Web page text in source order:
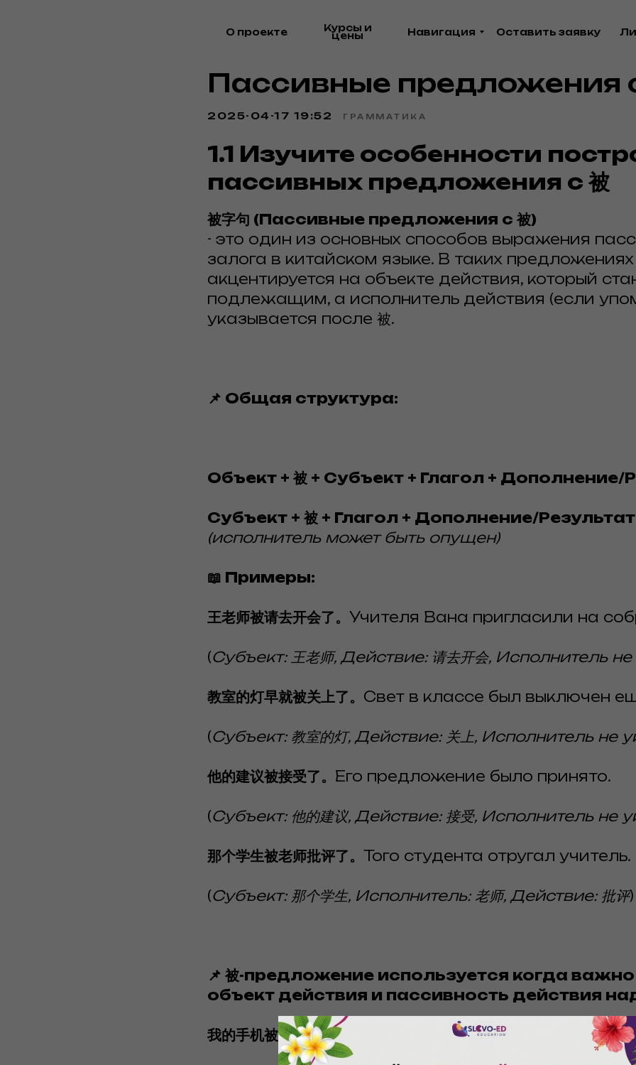
Акция в апреле!
Оставить заявку
Навигация
О проекте Курсы и
цены
Пассивные предложения
2025-04-17 19:52 ГРАММАТИКА
1.1 Изучите особенности
пассивных предложения с 被
被字句 (Пассивные предложения с 被)
- это один из основных способов выражения
залога в китайском языке. В таких
акцентируется на объекте действия, который
подлежащим, а исполнитель действия (если
указывается после 被.
📌 Общая структура:
Объект + 被 + Субъект + Глагол + Дополнение/
Субъект + 被 + Глагол + Дополнение/Результат
(исполнитель может быть опущен)
📖 Примеры:
王老师被请去开会了。 Учителя Вана пригласили на
(Субъект: 王老师, Действие: 请去开会, Исполнитель
教室的灯早就被关上了。 Свет в классе был выключен
(Субъект: 教室的灯, Действие: 关上, Исполнитель не
他的建议被接受了。 Его предложение было принято.
(Субъект: 他的建议, Действие: 接受, Исполнитель не
那个学生被老师批评了。 Того студента отругал учитель.
(Субъект: 那个学生, Исполнитель: 老师, Действие: 批评)
📌 被-предложение используется когда
объект действия и пассивность действия
我的手机被偷了。Мой телефон был украден.